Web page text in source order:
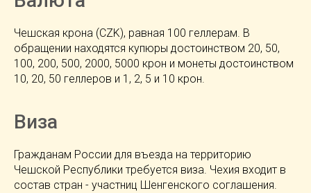
Чешская крона (CZK), равная 100 геллерам. В
обращении находятся купюры достоинством 20, 50,
100, 200, 500, 2000, 5000 крон и монеты достоинством
10, 20, 50 геллеров и 1, 2, 5 и 10 крон.
Виза
Гражданам России для въезда на территорию
Чешской Республики требуется виза. Чехия входит в
состав стран - участниц Шенгенского соглашения.